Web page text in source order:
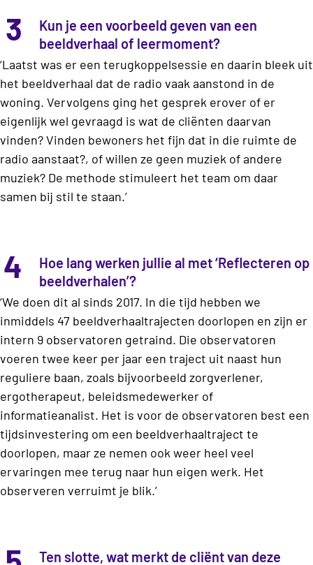
3
Kun je een voorbeeld geven van een
beeldverhaal of leermoment?
‘Laatst was er een terugkoppelsessie en daarin bleek uit
het beeldverhaal dat de radio vaak aanstond in de
woning. Vervolgens ging het gesprek erover of er
eigenlijk wel gevraagd is wat de cliënten daarvan
vinden? Vinden bewoners het fijn dat in die ruimte de
radio aanstaat?, of willen ze geen muziek of andere
muziek? De methode stimuleert het team om daar
samen bij stil te staan.’
4
Hoe lang werken jullie al met ‘Reflecteren op
beeldverhalen’?
‘We doen dit al sinds 2017. In die tijd hebben we
inmiddels 47 beeldverhaaltrajecten doorlopen en zijn er
intern 9 observatoren getraind. Die observatoren
voeren twee keer per jaar een traject uit naast hun
reguliere baan, zoals bijvoorbeeld zorgverlener,
ergotherapeut, beleidsmedewerker of
informatieanalist. Het is voor de observatoren best een
tijdsinvestering om een beeldverhaaltraject te
doorlopen, maar ze nemen ook weer heel veel
ervaringen mee terug naar hun eigen werk. Het
observeren verruimt je blik.’
Ten slotte, wat merkt de cliënt van deze